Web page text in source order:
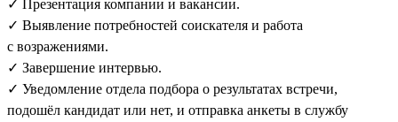
✓ Презентация компании и вакансии.
✓ Выявление потребностей соискателя и работа
с возражениями.
✓ Завершение интервью.
✓ Уведомление отдела подбора о результатах встречи,
подошёл кандидат или нет, и отправка анкеты в службу